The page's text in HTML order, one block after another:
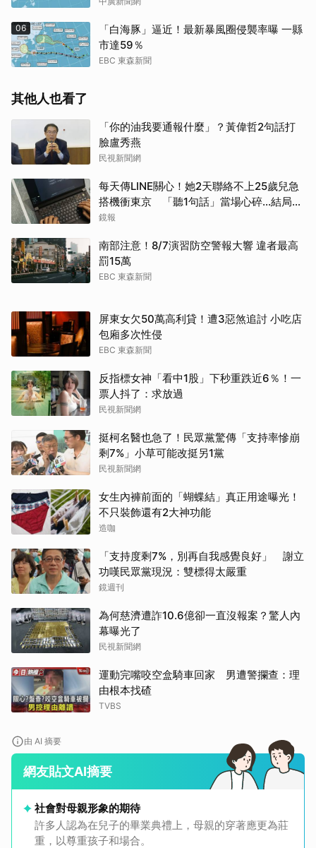
06
「白海豚」逼近！最新暴風圈侵襲率曝 一縣
市達59％
EBC 東森新聞
其他人也看了
「你的油我要通報什麼」？黃偉哲2句話打
臉盧秀燕
民視新聞網
每天傳LINE關心！她2天聯絡不上25歲兒急
搭機衝東京 「聽1句話」當場心碎...結局看
哭網
鏡報
南部注意！8/7演習防空警報大響 違者最高
罰15萬
EBC 東森新聞
屏東女欠50萬高利貸！遭3惡煞追討 小吃店
包廂多次性侵
EBC 東森新聞
反指標女神「看中1股」下秒重跌近6％！一
票人抖了：求放過
民視新聞網
挺柯名醫也急了！民眾黨驚傳「支持率慘崩
剩7%」小草可能改挺另1黨
民視新聞網
女生內褲前面的「蝴蝶結」真正用途曝光！
不只裝飾還有2大神功能
造咖
「支持度剩7%，別再自我感覺良好」 謝立
功嘆民眾黨現況：雙標得太嚴重
鏡週刊
為何慈濟遭詐10.6億卻一直沒報案？驚人內
幕曝光了
民視新聞網
運動完嘴咬空盒騎車回家 男遭警攔查：理
由根本找碴
TVBS
由 AI 摘要
網友貼文AI摘要
社會對母親形象的期待
許多人認為在兒子的畢業典禮上，母親的穿著應更為莊
重，以尊重孩子和場合。